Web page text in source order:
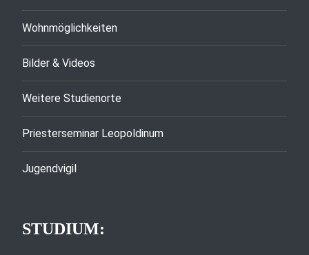
Wohnmöglichkeiten
Bilder & Videos
Weitere Studienorte
Priesterseminar Leopoldinum
Jugendvigil
STUDIUM: